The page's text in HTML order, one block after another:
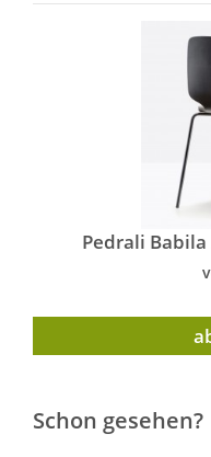
Pedrali
Schon gesehen?